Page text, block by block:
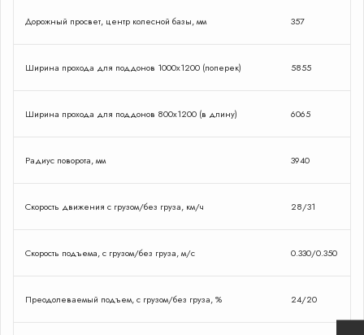
Дорожный просвет, центр колесной базы, мм 357
Ширина прохода для поддонов 1000х1200 (поперек) 5855
Ширина прохода для поддонов 800х1200 (в длину) 6065
Радиус поворота, мм 3940
Скорость движения с грузом/без груза, км/ч 28/31
Скорость подъема, с грузом/без груза, м/с 0.330/0.350
Преодолеваемый подъем, с грузом/без груза, % 24/20
подбор вилочного погрузчика
Закрыть форму